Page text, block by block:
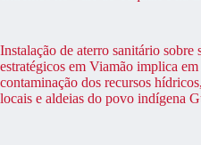
Instalação de aterro sanitário sobre
estratégicos em Viamão implica
contaminação dos recursos
locais e aldeias do povo indígena